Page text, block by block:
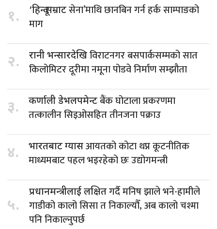
१. ‘हिन्दू सम्राटसेना’माथि छानबिन गर्न हर्क साम्पाङको
माग
२. रानी भन्सारदेखिविराटनगर बसपार्कसम्मको सात
किलोमिटर दूरीमा नमूना पोडवे निर्माण सम्झौता
३. कर्णाली डेभलपमेन्टबैंक घोटाला प्रकरणमा
तत्कालीन सिइओसहित तीनजना पक्राउ
४. भारतबाट ग्यासआयतको कोटा थप्न कूटनीतिक
माध्यमबाट पहल भइरहेको छः उद्योगमन्त्री
५.
प्रधानमन्त्रीलाई लक्षितगर्दै मनिष झाले भने-हामीले
गाडीको कालो सिसा त निकाल्यौँ, अब कालो चश्मा
पनि निकाल्नुपर्छ